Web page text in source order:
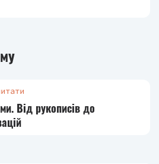
Від рукописів до